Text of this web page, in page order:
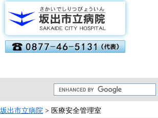
坂出市立病院 > 医療安全管理室